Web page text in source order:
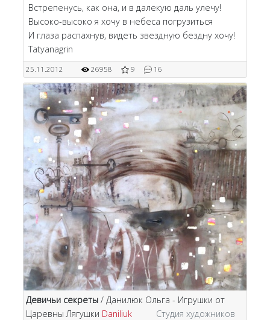
Встрепенусь, как она, и в далекую даль улечу!
Высоко-высоко я хочу в небеса погрузиться
И глаза распахнув, видеть звездную бездну хочу!
Tatyanagrin
25.11.2012 26958 9 16
Девичьи секреты / Данилюк Ольга - Игрушки от
Царевны Лягушки Daniliuk
Студия художников